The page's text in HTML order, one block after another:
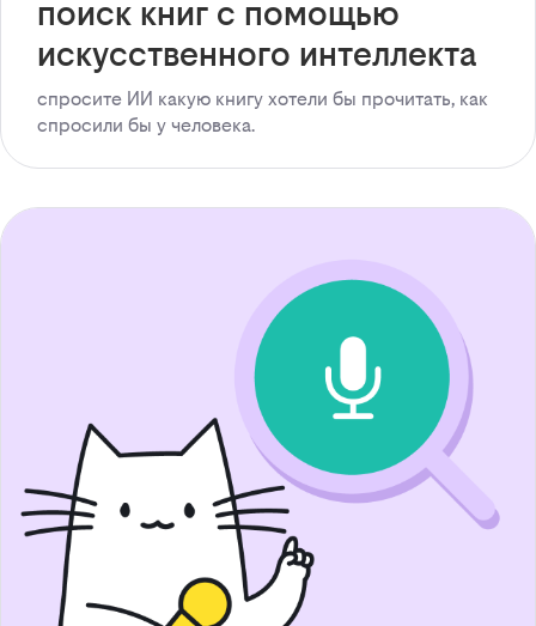
поиск книг с помощью
искусственного интеллекта
спросите ИИ какую книгу хотели бы прочитать, как
спросили бы у человека.